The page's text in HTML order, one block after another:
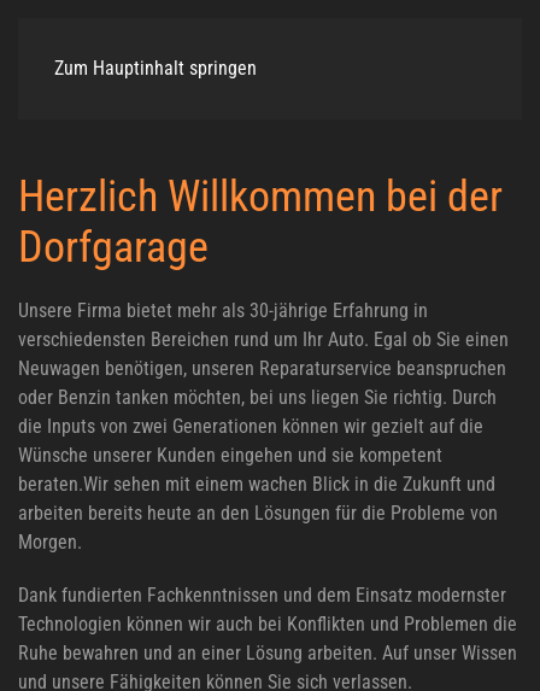
Zum Hauptinhalt springen
Herzlich Willkommen bei der
Dorfgarage
Unsere Firma bietet mehr als 30-jährige Erfahrung in
verschiedensten Bereichen rund um Ihr Auto. Egal ob Sie einen
Neuwagen benötigen, unseren Reparaturservice beanspruchen
oder Benzin tanken möchten, bei uns liegen Sie richtig. Durch
die Inputs von zwei Generationen können wir gezielt auf die
Wünsche unserer Kunden eingehen und sie kompetent
beraten.Wir sehen mit einem wachen Blick in die Zukunft und
arbeiten bereits heute an den Lösungen für die Probleme von
Morgen.
Dank fundierten Fachkenntnissen und dem Einsatz modernster
Technologien können wir auch bei Konflikten und Problemen die
Ruhe bewahren und an einer Lösung arbeiten. Auf unser Wissen
und unsere Fähigkeiten können Sie sich verlassen.